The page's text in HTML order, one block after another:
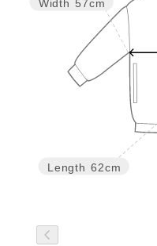
Length 62cm
Width 57cm